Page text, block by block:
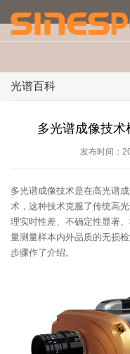
光谱百科
多光谱成像技术
发布时间：
多光谱成像技术是在高光谱
术，这种技术克服了传统高
理实时性差、不确定性显著
量测量样本内外品质的无损
步骤作了介绍。